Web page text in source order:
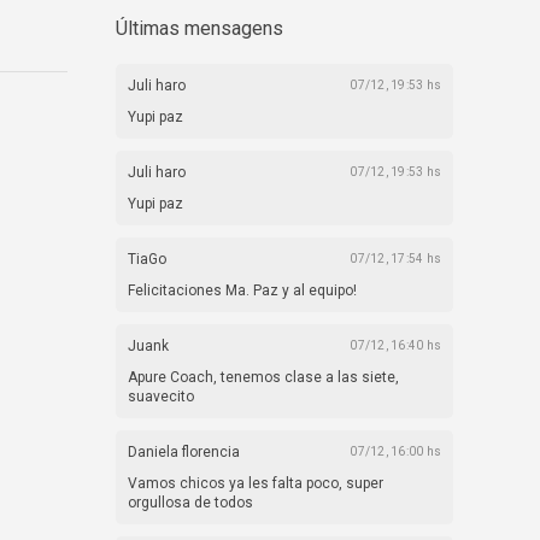
Últimas mensagens
Juli haro 07/12, 19:53 hs
Yupi paz
Juli haro 07/12, 19:53 hs
Yupi paz
TiaGo 07/12, 17:54 hs
Felicitaciones Ma. Paz y al equipo!
Juank 07/12, 16:40 hs
Apure Coach, tenemos clase a las siete,
suavecito
Daniela florencia 07/12, 16:00 hs
Vamos chicos ya les falta poco, super
orgullosa de todos